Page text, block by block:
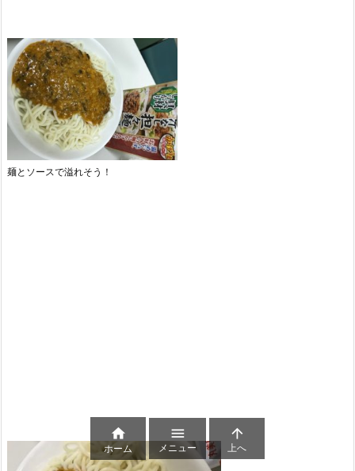
麺とソースで溢れそう！

ホーム

メニュー

上へ